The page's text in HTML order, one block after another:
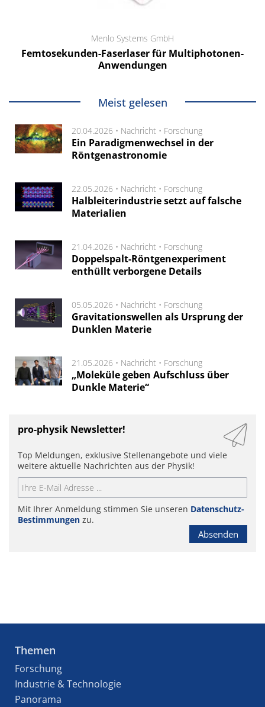
Menlo Systems GmbH
Femtosekunden-Faserlaser für Multiphotonen-
Anwendungen
Meist gelesen
20.04.2026 • Nachricht • Forschung
Ein Paradigmenwechsel in der
Röntgenastronomie
22.05.2026 • Nachricht • Forschung
Halbleiterindustrie setzt auf falsche
Materialien
21.04.2026 • Nachricht • Forschung
Doppelspalt-Röntgenexperiment
enthüllt verborgene Details
05.05.2026 • Nachricht • Forschung
Gravitationswellen als Ursprung der
Dunklen Materie
21.05.2026 • Nachricht • Forschung
„Moleküle geben Aufschluss über
Dunkle Materie“
pro-physik Newsletter!
Top Meldungen, exklusive Stellenangebote und viele
weitere aktuelle Nachrichten aus der Physik!
Mit Ihrer Anmeldung stimmen Sie unseren Datenschutz-
Bestimmungen zu.
Absenden
Themen
Forschung
Industrie & Technologie
Panorama